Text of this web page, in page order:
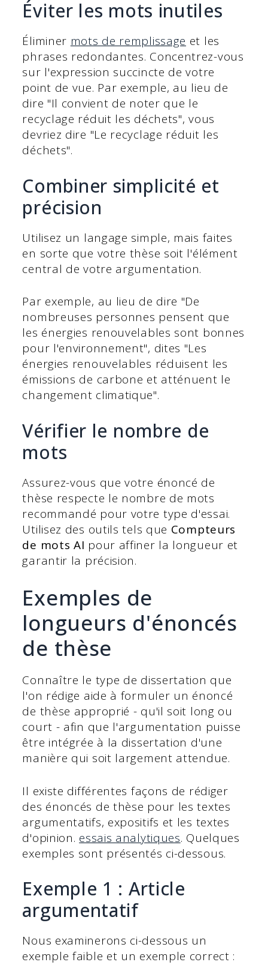
Éviter les mots inutiles
Éliminer mots de remplissage et les
phrases redondantes. Concentrez-vous
sur l'expression succincte de votre
point de vue. Par exemple, au lieu de
dire "Il convient de noter que le
recyclage réduit les déchets", vous
devriez dire "Le recyclage réduit les
déchets".
Combiner simplicité et
précision
Utilisez un langage simple, mais faites
en sorte que votre thèse soit l'élément
central de votre argumentation.
Par exemple, au lieu de dire "De
nombreuses personnes pensent que
les énergies renouvelables sont bonnes
pour l'environnement", dites "Les
énergies renouvelables réduisent les
émissions de carbone et atténuent le
changement climatique".
Vérifier le nombre de
mots
Assurez-vous que votre énoncé de
thèse respecte le nombre de mots
recommandé pour votre type d'essai.
Utilisez des outils tels que Compteurs
de mots AI pour affiner la longueur et
garantir la précision.
Exemples de
longueurs d'énoncés
de thèse
Connaître le type de dissertation que
l'on rédige aide à formuler un énoncé
de thèse approprié - qu'il soit long ou
court - afin que l'argumentation puisse
être intégrée à la dissertation d'une
manière qui soit largement attendue.
Il existe différentes façons de rédiger
des énoncés de thèse pour les textes
argumentatifs, expositifs et les textes
d'opinion. essais analytiques. Quelques
exemples sont présentés ci-dessous.
Exemple 1 : Article
argumentatif
Nous examinerons ci-dessous un
exemple faible et un exemple correct :